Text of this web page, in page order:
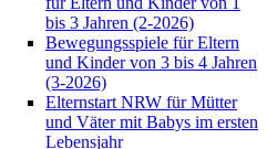
bis 3 Jahren (2-2026)
Bewegungsspiele für Eltern
und Kinder von 3 bis 4 Jahren
(3-2026)
Elternstart NRW für Mütter
und Väter mit Babys im ersten
Lebensjahr